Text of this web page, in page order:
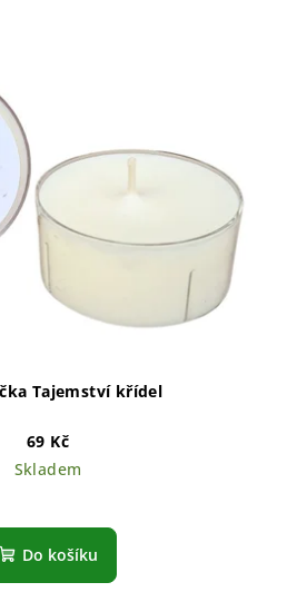
Tajemství křídel
69 Kč
Skladem
Do košíku